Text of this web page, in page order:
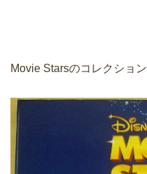
Movie Starsのコレクション